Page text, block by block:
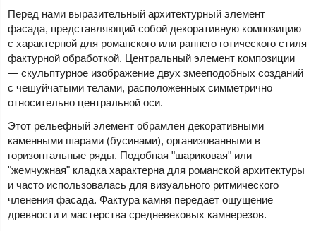
Перед нами выразительный архитектурный элемент
фасада, представляющий собой декоративную композицию
с характерной для романского или раннего готического стиля
фактурной обработкой. Центральный элемент композиции
— скульптурное изображение двух змееподобных созданий
с чешуйчатыми телами, расположенных симметрично
относительно центральной оси.
Этот рельефный элемент обрамлен декоративными
каменными шарами (бусинами), организованными в
горизонтальные ряды. Подобная "шариковая" или
"жемчужная" кладка характерна для романской архитектуры
и часто использовалась для визуального ритмического
членения фасада. Фактура камня передает ощущение
древности и мастерства средневековых камнерезов.